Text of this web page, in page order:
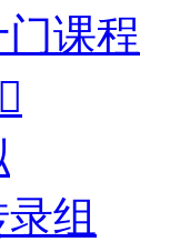
课程

组